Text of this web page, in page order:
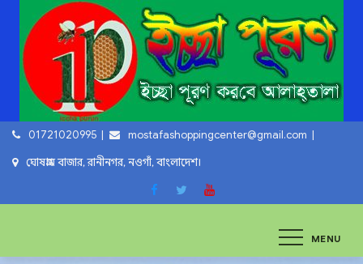
content
01721020995
mostafashoppingcenter@gmail.com
ঘোষগ্রাম বাজার, রানীনগর, নওগাঁ, বাংলাদেশ।
MENU